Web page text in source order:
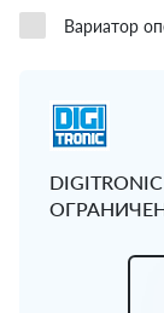
Вариатор